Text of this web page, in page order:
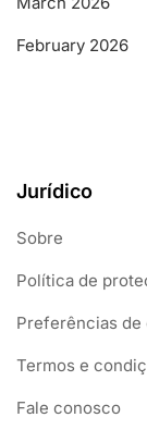
February 2026
Jurídico
Sobre
Política de
Preferências de
Termos e
Fale conosco